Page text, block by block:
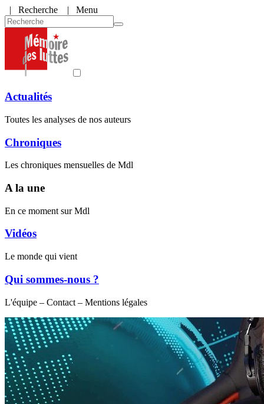
| Recherche | Menu
Actualités
Toutes les analyses de nos auteurs
Chroniques
Les chroniques mensuelles de Mdl
A la une
En ce moment sur Mdl
Vidéos
Le monde qui vient
Qui sommes-nous ?
L'équipe – Contact – Mentions légales